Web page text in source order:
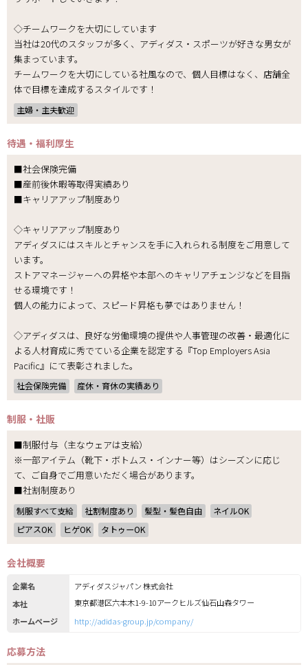
◇チームワークを大切にしています
当社は20代のスタッフが多く、アディダス・スポーツが好きな男女が
集まっています。
チームワークを大切にしている社風なので、個人目標はなく、店舗全
体で目標を達成するスタイルです！
主婦・主夫歓迎
待遇・福利厚生
■社会保険完備
■産前後休暇等取得実績あり
■キャリアアップ制度あり
◇キャリアアップ制度あり
アディダスにはスキルとチャンスを手に入れられる制度をご用意して
います。
ストアマネージャーへの昇格や本部へのキャリアチェンジなどを目指
せる環境です！
個人の能力によって、スピード昇格も夢ではありません！
◇アディダスは、良好な労働環境の提供や人事管理の改善・最適化に
よる人材育成に秀でている企業を認定する『Top Employers Asia
Pacific』にて表彰されました。
社会保険完備 産休・育休の実績あり
制服・社販
■制服付与（主なウェアは支給）
※一部アイテム（靴下・ボトムス・インナー等）はシーズンに応じ
て、ご自身でご用意いただく場合があります。
■社割制度あり
制服すべて支給 社割制度あり 髪型・髪色自由
ネイルOK
ピアスOK
ヒゲOK タトゥーOK
会社概要
企業名
アディダスジャパン 株式会社
本社
東京都港区六本木1-9-10アークヒルズ仙石山森タワー
ホームページ
http://adidas-group.jp/company/
応募方法